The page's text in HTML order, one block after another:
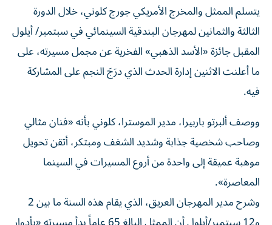
يتسلم الممثل والمخرج الأمريكي جورج كلوني، خلال الدورة
الثالثة والثمانين لمهرجان البندقية السينمائي في سبتمبر/ أيلول
المقبل جائزة «الأسد الذهبي» الفخرية عن مجمل مسيرته، على
ما أعلنت الاثنين إدارة الحدث الذي درَجَ النجم على المشاركة
فيه.
ووصف ألبرتو باربيرا، مدير الموسترا، كلوني بأنه «فنان مثالي
وصاحب شخصية جذابة وشديد الشغف ومبتكر، أتقن تحويل
موهبة عميقة إلى واحدة من أروع المسيرات في السينما
المعاصرة».
وشرح مدير المهرجان العريق، الذي يقام هذه السنة ما بين 2